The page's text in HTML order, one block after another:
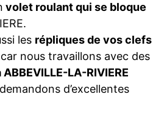
volet roulant qui se bloque
les répliques de vos clefs
nous travaillons avec des
LA-RIVIERE
d’excellentes